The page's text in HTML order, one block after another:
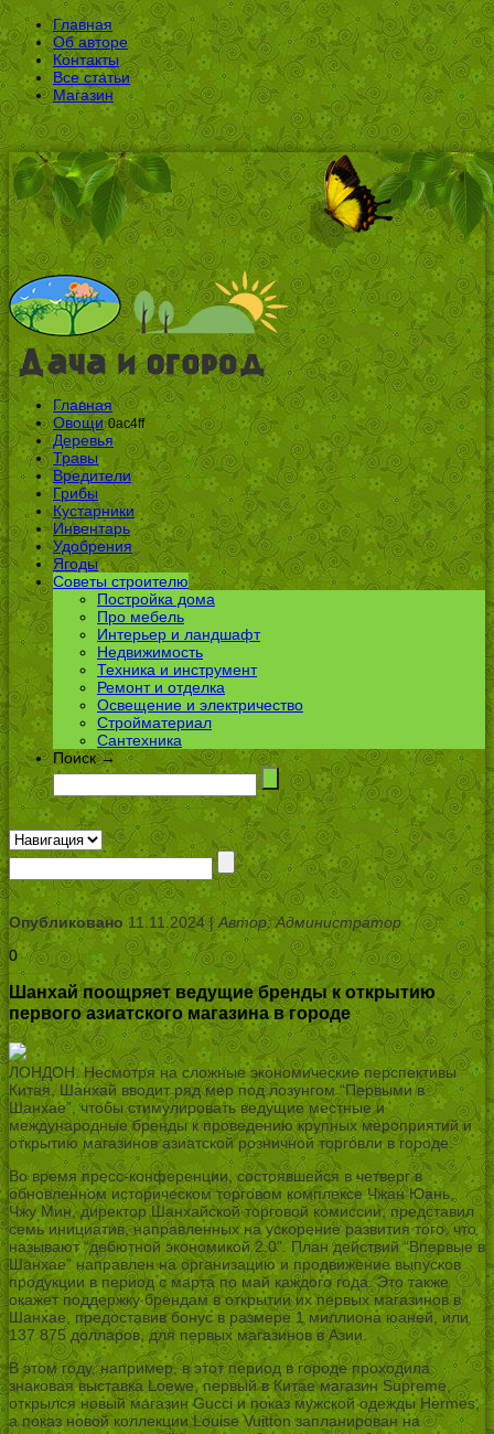
Главная
Об авторе
Контакты
Все статьи
Магазин
Главная
Овощи 0ac4ff
Деревья
Травы
Вредители
Грибы
Кустарники
Инвентарь
Удобрения
Ягоды
Советы строителю
Постройка дома
Про мебель
Интерьер и ландшафт
Недвижимость
Техника и инструмент
Ремонт и отделка
Освещение и электричество
Стройматериал
Сантехника
Поиск →
Опубликовано11.11.2024 |Автор: Администратор
0
Шанхай поощряет ведущие бренды к открытию
первого азиатского магазина в городе
ЛОНДОН. Несмотря на сложные экономические перспективы
Китая, Шанхай вводит ряд мер под лозунгом “Первыми в
Шанхае”, чтобы стимулировать ведущие местные и
международные бренды к проведению крупных мероприятий и
открытию магазинов азиатской розничной торговли в городе.
Во время пресс-конференции, состоявшейся в четверг в
обновленном историческом торговом комплексе Чжан Юань,
Чжу Мин, директор Шанхайской торговой комиссии, представил
семь инициатив, направленных на ускорение развития того, что
называют “дебютной экономикой 2.0”. План действий “Впервые в
Шанхае” направлен на организацию и продвижение выпусков
продукции в период с марта по май каждого года. Это также
окажет поддержку брендам в открытии их первых магазинов в
Шанхае, предоставив бонус в размере 1 миллиона юаней, или
137 875 долларов, для первых магазинов в Азии.
В этом году, например, в этот период в городе проходила
знаковая выставка Loewe, первый в Китае магазин Supreme,
открылся новый магазин Gucci и показ мужской одежды Hermes,
а показ новой коллекции Louise Vuitton запланирован на